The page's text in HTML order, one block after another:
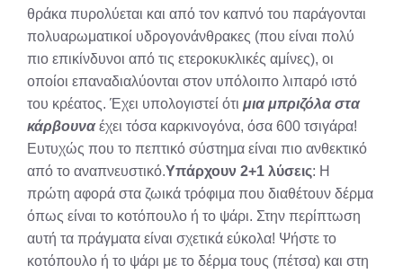
θράκα πυρολύεται και από τον καπνό του παράγονται
πολυαρωματικοί υδρογονάνθρακες (που είναι πολύ
πιο επικίνδυνοι από τις ετεροκυκλικές αμίνες), οι
οποίοι επαναδιαλύονται στον υπόλοιπο λιπαρό ιστό
του κρέατος. Έχει υπολογιστεί ότι μια μπριζόλα στα
κάρβουναέχει τόσα καρκινογόνα, όσα 600 τσιγάρα!
Ευτυχώς που το πεπτικό σύστημα είναι πιο ανθεκτικό
από το αναπνευστικό.Υπάρχουν 2+1 λύσεις: Η
πρώτη αφορά στα ζωικά τρόφιμα που διαθέτουν δέρμα
όπως είναι το κοτόπουλο ή το ψάρι. Στην περίπτωση
αυτή τα πράγματα είναι σχετικά εύκολα! Ψήστε το
κοτόπουλο ή το ψάρι με το δέρμα τους (πέτσα) και στη